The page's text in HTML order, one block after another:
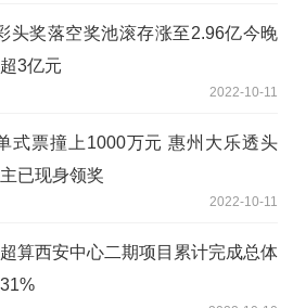
头奖落空奖池滚存涨至2.96亿今晚
3亿元
2022-10-11
式票撞上1000万元 惠州大乐透头
已现身领奖
2022-10-11
算西安中心二期项目累计完成总体